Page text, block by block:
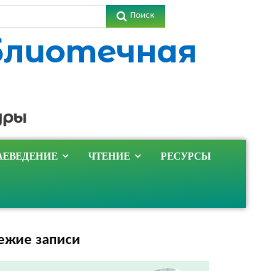
Поиск
ЧТЕНИЕ РЕСУРСЫ
записи